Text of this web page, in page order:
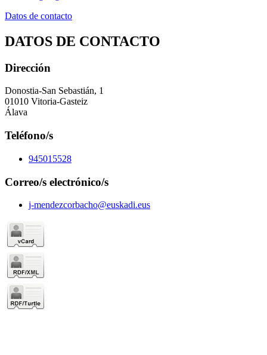
Datos de contacto
DATOS DE CONTACTO
Dirección
Donostia-San Sebastián, 1
01010 Vitoria-Gasteiz
Álava
Teléfono/s
945015528
Correo/s electrónico/s
j-mendezcorbacho@euskadi.eus